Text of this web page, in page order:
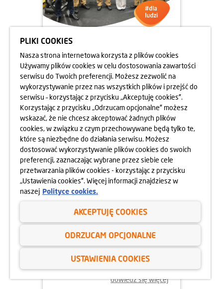
05.06.2025
DBAMY O FORMĘ STRAŻAKÓW
dowiedz się więcej
02.06.2025
ODYSEJA UMYSŁU 2025
dowiedz się więcej
PLIKI COOKIES
Nasza strona internetowa korzysta z plików cookies
Używamy plików cookies w celu dostosowania zawartości
serwisu do Twoich preferencji. Możesz zezwolić na
wykorzystywanie przez nas wszystkich plików i przejść do
serwisu – korzystając z przycisku „Akceptuję cookies”.
Korzystając z przycisku „Odrzucam opcjonalne” możesz
wskazać, że nie chcesz akceptować żadnych plików
cookies, w związku z czym przechowywane będą tylko te,
które są niezbędne do działania serwisu. Możesz
dostosować wykorzystywanie plików cookies do swoich
preferencji, zaznaczając wybrane przez siebie cele
przetwarzania plików cookies - korzystając z przycisku
„Ustawienia cookies”. Więcej informacji znajdziesz w
naszej Polityce cookies.
AKCEPTUJĘ COOKIES
ODRZUCAM OPCJONALNE
USTAWIENIA COOKIES